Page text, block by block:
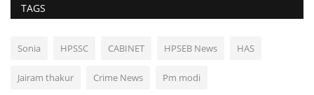
TAGS
Sonia HPSSC CABINET HPSEB News HAS
Jairam thakur Crime News Pm modi